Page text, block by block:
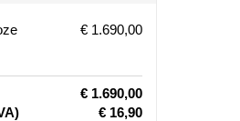
€ 1.690,00
€ 1.690,00
€ 16,90